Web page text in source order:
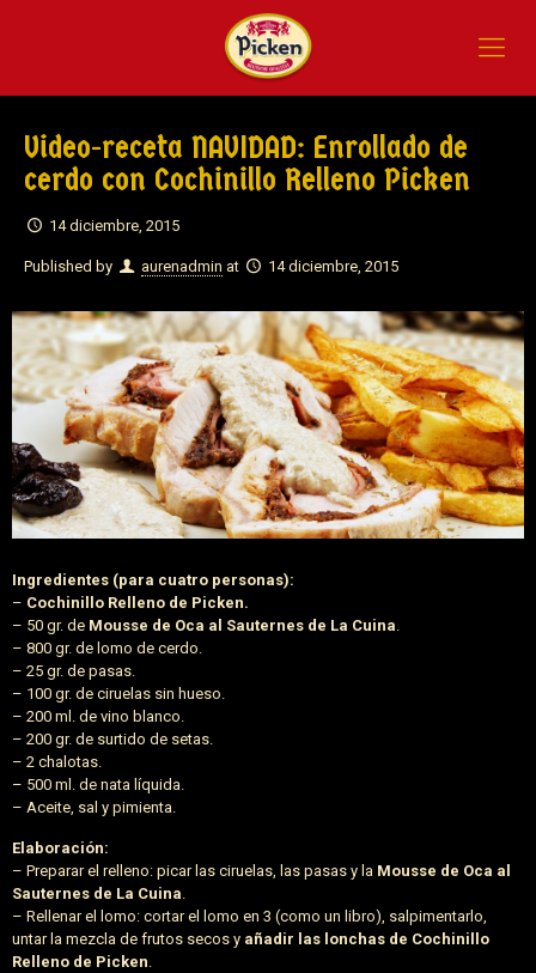
Video-receta NAVIDAD: Enrollado de
cerdo con Cochinillo Relleno Picken
14 diciembre, 2015
Published by aurenadmin at 14 diciembre, 2015
Ingredientes (para cuatro personas):
– Cochinillo Relleno de Picken.
– 50 gr. de Mousse de Oca al Sauternes de La Cuina.
– 800 gr. de lomo de cerdo.
– 25 gr. de pasas.
– 100 gr. de ciruelas sin hueso.
– 200 ml. de vino blanco.
– 200 gr. de surtido de setas.
– 2 chalotas.
– 500 ml. de nata líquida.
– Aceite, sal y pimienta.
Elaboración:
– Preparar el relleno: picar las ciruelas, las pasas y la Mousse de Oca al
Sauternes de La Cuina.
– Rellenar el lomo: cortar el lomo en 3 (como un libro), salpimentarlo,
untar la mezcla de frutos secos y añadir las lonchas de Cochinillo
Relleno de Picken.